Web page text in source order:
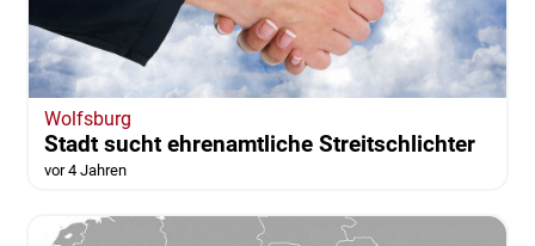
Wolfsburg
Stadt sucht ehrenamtliche Streitschlichter
vor 4 Jahren